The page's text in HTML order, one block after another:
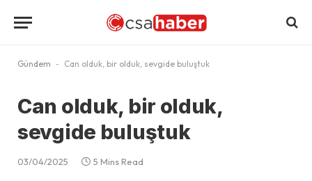
Gündem - Can olduk, bir olduk, sevgide buluştuk
Can olduk, bir olduk,
sevgide buluştuk
03/04/2025 5 Mins Read